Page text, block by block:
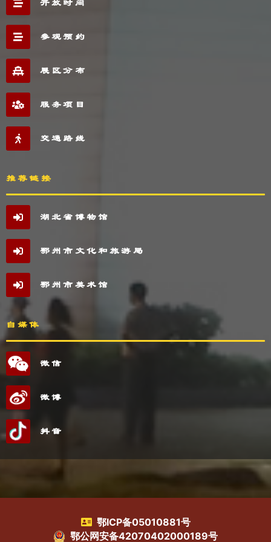
开放时间
参观预约
展区分布
服务项目
交通路线
推荐链接
湖北省博物馆
鄂州市文化和旅游局
鄂州市美术馆
自媒体
微信
微博
抖音
鄂ICP备05010881号
鄂公网安备42070402000189号